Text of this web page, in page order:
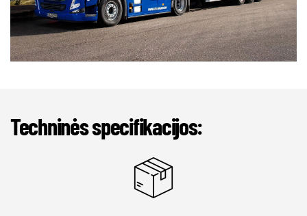
Techninės specifikacijos: